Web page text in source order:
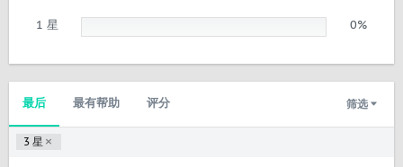
1 星 0%
最后 最有帮助 评分 筛选
3 星